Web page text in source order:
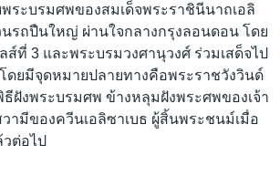
ระบรมศพของสมเด็จพระราชินีนาถเอลิ
รถปืนใหญ่ ผ่านใจกลางกรุงลอนดอน โดย
ส์ที่ 3 และพระบรมวงศานุวงศ์ ร่วมเสด็จไป
ดยมีจุดหมายปลายทางคือพระราชวังวินด์
ธีฝังพระบรมศพ ข้างหลุมฝังพระศพของเจ้า
ามีของควีนเอลิซาเบธ ผู้สิ้นพระชนม์เมื่อ
ต่อไป